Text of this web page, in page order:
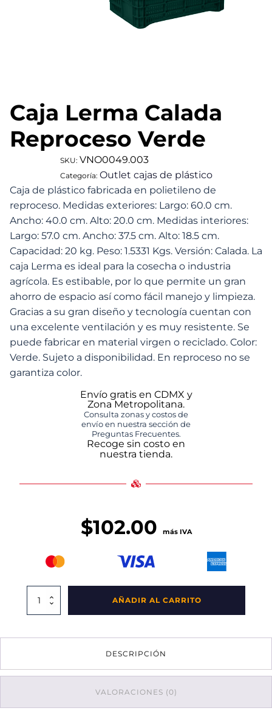
Caja Lerma Calada
Reproceso Verde
SKU: VNO0049.003
Categoría: Outlet cajas de plástico
Caja de plástico fabricada en polietileno de
reproceso. Medidas exteriores: Largo: 60.0 cm.
Ancho: 40.0 cm. Alto: 20.0 cm. Medidas interiores:
Largo: 57.0 cm. Ancho: 37.5 cm. Alto: 18.5 cm.
Capacidad: 20 kg. Peso: 1.5331 Kgs. Versión: Calada. La
caja Lerma es ideal para la cosecha o industria
agrícola. Es estibable, por lo que permite un gran
ahorro de espacio así como fácil manejo y limpieza.
Gracias a su gran diseño y tecnología cuentan con
una excelente ventilación y es muy resistente. Se
puede fabricar en material virgen o reciclado. Color:
Verde. Sujeto a disponibilidad. En reproceso no se
garantiza color.
Envío gratis en CDMX y
Zona Metropolitana.
Consulta zonas y costos de
envío en nuestra sección de
Preguntas Frecuentes.
Recoge sin costo en
nuestra tienda.
$102.00 más IVA
Caja
AÑADIR AL CARRITO
DESCRIPCIÓN
VALORACIONES (0)